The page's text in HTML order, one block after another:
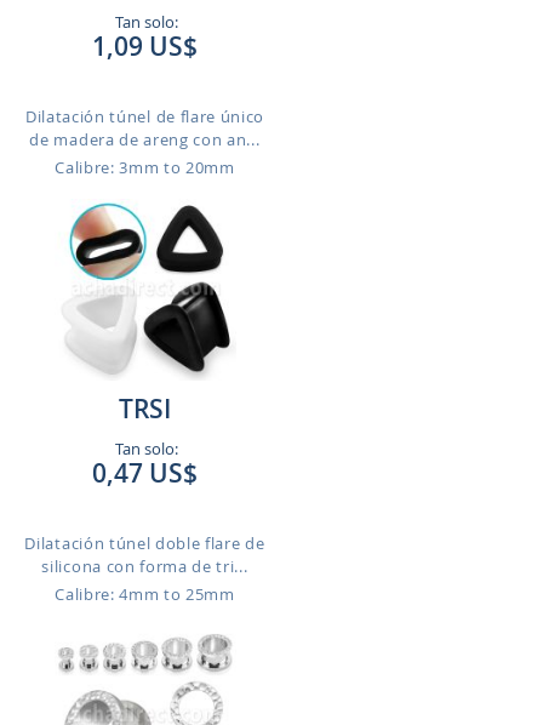
Tan solo:
1,09 US$
Dilatación túnel de flare único
de madera de areng con an...
Calibre: 3mm to 20mm
TRSI
Tan solo:
0,47 US$
Dilatación túnel doble flare de
silicona con forma de tri...
Calibre: 4mm to 25mm